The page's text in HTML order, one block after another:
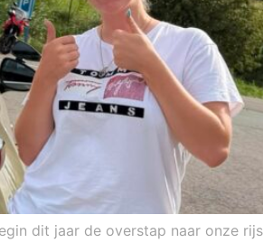
dit jaar de overstap naar onze